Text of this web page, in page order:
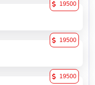
19500
19500
19500